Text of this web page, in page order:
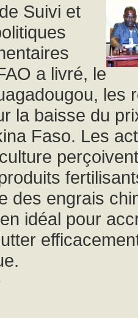
Suivi et
a livré, le
les
la baisse du
Faso. Les
perçoivent
des engrais
idéal pour